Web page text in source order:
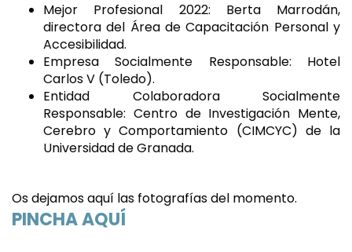
Mejor Profesional 2022: Berta Marrodán,
directora del Área de Capacitación Personal y
Accesibilidad.
Empresa Socialmente Responsable: Hotel
Carlos V (Toledo).
Entidad Colaboradora Socialmente
Responsable: Centro de Investigación Mente,
Cerebro y Comportamiento (CIMCYC) de la
Universidad de Granada.
Os dejamos aquí las fotografías del momento.
PINCHA AQUÍ